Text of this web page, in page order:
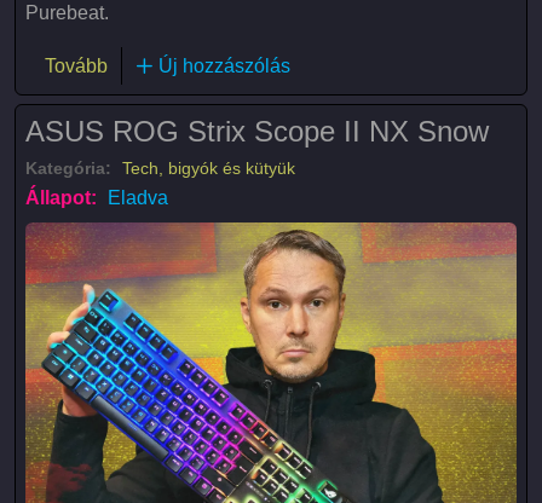
Purebeat.
Tovább(Purebeat a Harangban)
Új hozzászólás
ASUS ROG Strix Scope II NX Snow
Kategória: Tech, bigyók és kütyük
Állapot: Eladva